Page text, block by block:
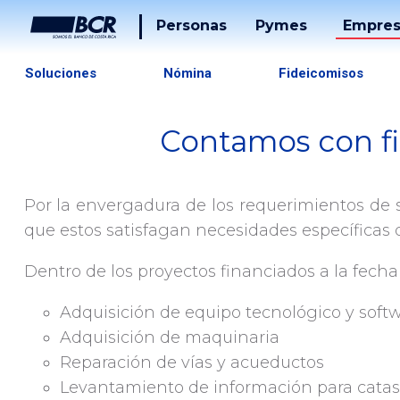
Personas
Préstamos
Tucán
Inversiones
Beneficios
Pymes
Tarjetas
Banca
De
Soluciones Nómina Fideicomisos
Contamos con
Por la envergadura de los requerimientos
que estos satisfagan necesidades
Dentro de los proyectos financiados a la
Adquisición de equipo tecnológico y
Adquisición de maquinaria
Reparación de vías y acueductos
Levantamiento de información para